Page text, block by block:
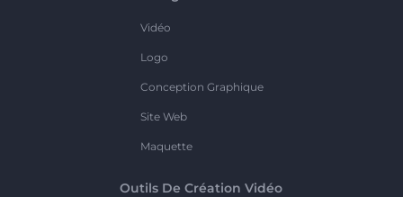
Vidéo
Logo
Conception Graphique
Site Web
Maquette
Outils De Création Vidéo